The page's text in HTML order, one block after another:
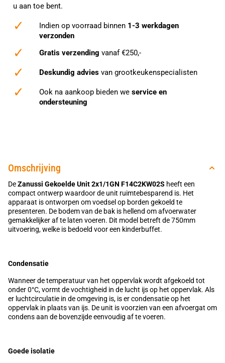
u aan toe bent.
✓ Indien op voorraad binnen 1-3 werkdagen
verzonden
✓ Gratis verzending vanaf €250,-
✓ Deskundig advies van grootkeukenspecialisten
✓ Ook na aankoop bieden we service en
ondersteuning
Omschrijving
DeZanussi Gekoelde Unit 2x1/1GN F14C2KW02S heeft een
compact ontwerp waardoor de unit ruimtebesparend is. Het
apparaat is ontworpen om voedsel op borden gekoeld te
presenteren. De bodem van de bak is hellend om afvoerwater
gemakkelijker af te laten voeren. Dit model betreft de 750mm
uitvoering, welke is bedoeld voor een kinderbuffet.
Condensatie
Wanneer de temperatuur van het oppervlak wordt afgekoeld tot
onder 0°C, vormt de vochtigheid in de lucht ijs op het oppervlak. Als
er luchtcirculatie in de omgeving is, is er condensatie op het
oppervlak in plaats van ijs. De unit is voorzien van een afvoergat om
condens aan de bovenzijde eenvoudig af te voeren.
Goede isolatie